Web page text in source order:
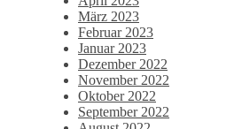
März 2023
Februar 2023
Januar 2023
Dezember 2022
November 2022
Oktober 2022
September 2022